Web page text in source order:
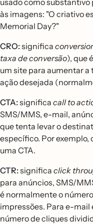
usado como substantivo
às imagens: "O criativo
Memorial Day?"
CRO:significa
taxa de conversão), que
um site para aumentar a
ação desejada
CTA:significa call to
SMS/MMS, e-mail,
que tenta levar o
específico. Por exemplo,
uma CTA.
CTR:significa click
para anúncios, SMS/
é normalmente o
impressões. Para e-mail
número de cliques